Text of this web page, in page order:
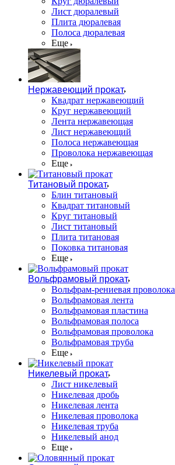
Лист дюралевый
Плита дюралевая
Полоса дюралевая
Еще
Нержавеющий прокат
Квадрат нержавеющий
Круг нержавеющий
Лента нержавеющая
Лист нержавеющий
Полоса нержавеющая
Проволока нержавеющая
Еще
Титановый прокат
Блин титановый
Квадрат титановый
Круг титановый
Лист титановый
Плита титановая
Поковка титановая
Еще
Вольфрамовый прокат
Вольфрам-рениевая проволока
Вольфрамовая лента
Вольфрамовая пластина
Вольфрамовая полоса
Вольфрамовая проволока
Вольфрамовая труба
Еще
Никелевый прокат
Лист никелевый
Никелевая дробь
Никелевая лента
Никелевая проволока
Никелевая труба
Никелевый анод
Еще